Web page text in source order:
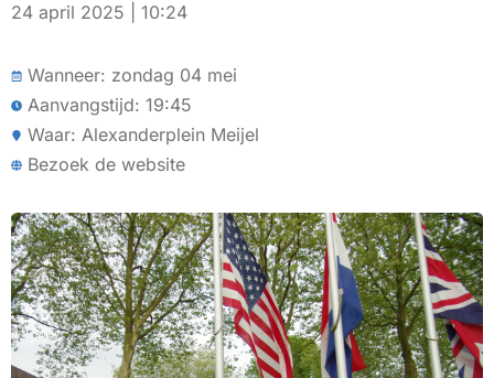
24 april 2025 | 10:24
Wanneer: zondag 04 mei
Aanvangstijd: 19:45
Waar: Alexanderplein Meijel
Bezoek de website